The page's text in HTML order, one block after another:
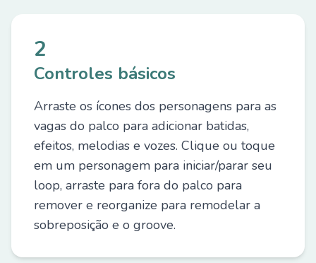
2
Controles básicos
Arraste os ícones dos personagens para as
vagas do palco para adicionar batidas,
efeitos, melodias e vozes. Clique ou toque
em um personagem para iniciar/parar seu
loop, arraste para fora do palco para
remover e reorganize para remodelar a
sobreposição e o groove.